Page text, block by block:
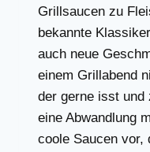
Grillsaucen zu
bekannte
auch neue
einem Grillabend
der gerne isst und
eine Abwandlung
coole Saucen